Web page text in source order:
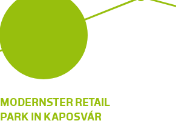
MODERNSTER RETAIL
PARK IN KAPOSVÁR